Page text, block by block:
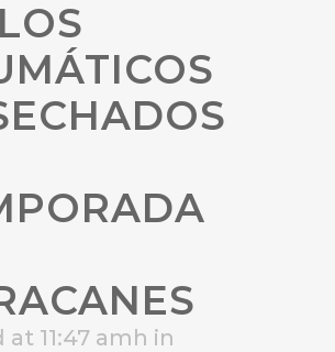
at 11:47 amh in